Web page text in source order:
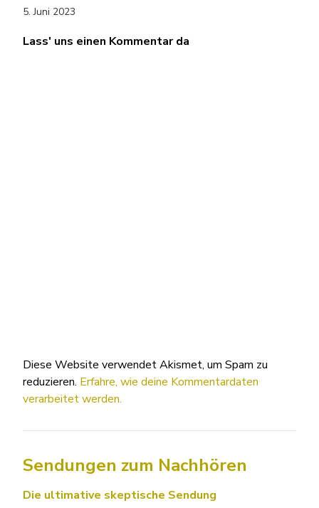
5. Juni 2023
Lass' uns einen Kommentar da
Diese Website verwendet Akismet, um Spam zu
reduzieren. Erfahre, wie deine Kommentardaten
verarbeitet werden.
Sendungen zum Nachhören
Die ultimative skeptische Sendung